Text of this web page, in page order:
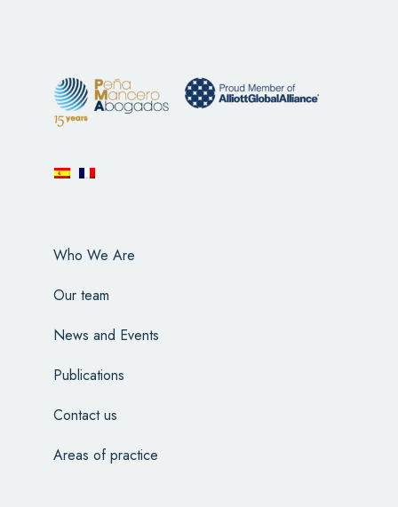
Who We Are
Our team
News and Events
Publications
Contact us
Areas of practice